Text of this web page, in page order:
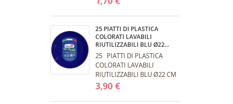
lavabili e riutilizzabili,
capienza...
25 PIATTI DI PLASTICA
COLORATI LAVABILI
RIUTILIZZABILI BLU Ø22...
25 PIATTI DI PLASTICA
COLORATI LAVABILI
RIUTILIZZABILI BLU Ø22 CM
DOPLA Piatti di plastica
colorati Fucsia lavabili e
3,90 €